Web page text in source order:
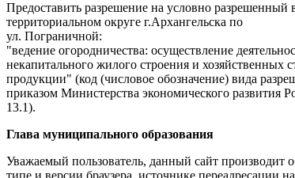
Предоставить разрешение на условно
территориальном округе г.Архангельска по
ул. Пограничной:
"ведение огородничества: осуществление
некапитального жилого строения и хозяйственных
продукции" (код (числовое обозначение) вида
приказом Министерства экономического развития
13.1).
Глава муниципального
Уважаемый пользователь, данный сайт
типе и версии браузера, источнике переадресации